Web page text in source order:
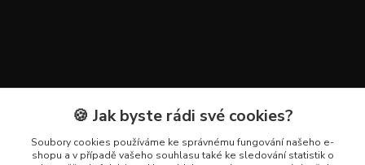
Kontakty
+420 602 223 614
🍪 Jak byste rádi své cookies?
Soubory cookies používáme ke správnému fungování našeho e-
shopu a v případě vašeho souhlasu také ke sledování statistik o